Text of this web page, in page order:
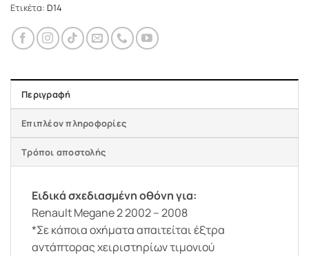
Ετικέτα: D14
Περιγραφή
Επιπλέον πληροφορίες
Τρόποι αποστολής
Ειδικά σχεδιασμένη οθόνη για:
Renault Megane 2 2002 – 2008
*Σε κάποια οχήματα απαιτείται έξτρα
αντάπτορας χειριστηρίων τιμονιού